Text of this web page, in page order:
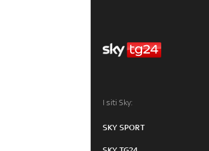
I siti Sky:
SKY SPORT